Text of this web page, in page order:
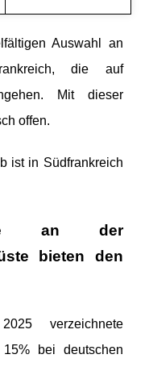
Auswahl an
die auf
Mit dieser
offen.
ist in Südfrankreich
an der
bieten den
verzeichnete
bei deutschen